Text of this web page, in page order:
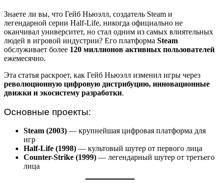
Знаете ли вы, что Гейб Ньюэлл, создатель Steam и
легендарной серии Half-Life, никогда официально не
оканчивал университет, но стал одним из самых влиятельных
людей в игровой индустрии? Его платформа Steam
обслуживает более 120 миллионов активных пользователей
ежемесячно.
Эта статья раскроет, как Гейб Ньюэлл изменил игры через
революционную цифровую дистрибуцию, инновационные
движки и экосистему разработки.
Основные проекты:
Steam (2003) — крупнейшая цифровая платформа для
игр
Half-Life (1998) — культовый шутер от первого лица
Counter-Strike (1999) — легендарный шутер от третьего
лица